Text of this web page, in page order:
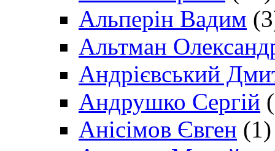
Альперін Вадим
Альтман
Андрієвський
Андрушко Сергій
Анісімов Євген (1)